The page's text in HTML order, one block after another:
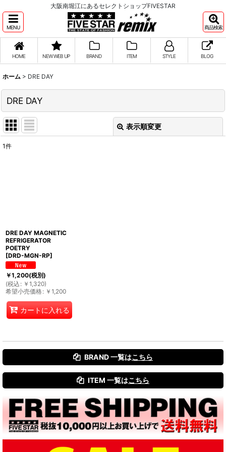
大阪南堀江にあるセレクトショップFIVESTAR
MENU 商品検索
HOME NEW WEB UP BRAND ITEM STYLE BLOG
ホーム > DRE DAY
DRE DAY
表示順変更
1件
DRE DAY MAGNETIC
REFRIGERATOR
POETRY
[DRD-MGN-RP]
￥1,200(税別)
(税込 : ￥ 1,320)
希望小売価格: ￥ 1,200
カートに入れる
BRAND 一覧はこちら
ITEM 一覧はこちら